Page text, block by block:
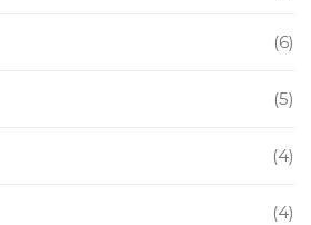
(6)
(5)
(4)
(4)